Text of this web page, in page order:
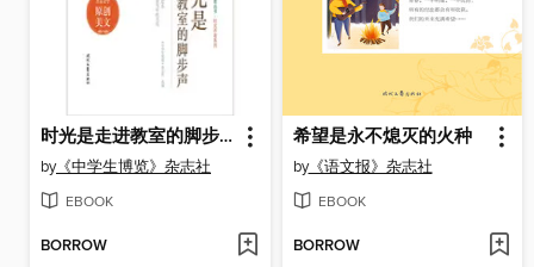
时光是走进教室的脚步声
by《中学生博览》杂志社
EBOOK
BORROW
希望是永不熄灭的火种
by《语文报》杂志社
EBOOK
BORROW